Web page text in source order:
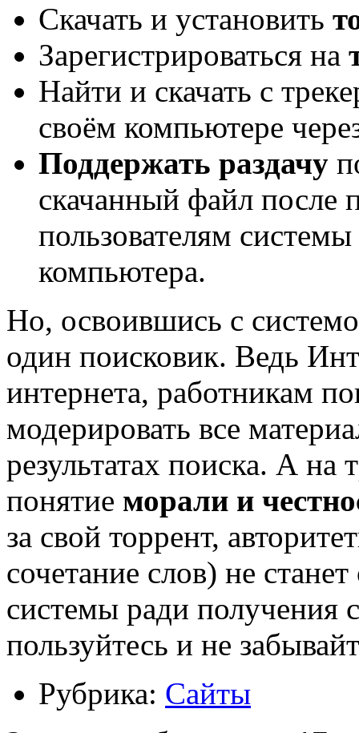
Скачать и установить
Зарегистрироваться на
Найти и скачать с
своём компьютере
Поддержать раздачу
скачанный файл после
пользователям
компьютера.
Но, освоившись с
один поисковик. Ведь
интернета, работникам
модерировать все
результатах поиска. А на
понятие морали и
за свой торрент,
сочетание слов) не
системы ради
пользуйтесь и не
Рубрика: Сайты